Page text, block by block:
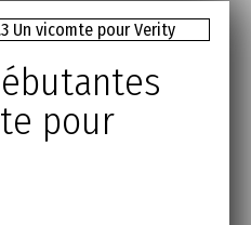
pour